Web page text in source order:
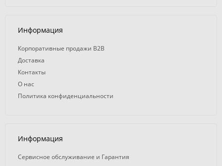
Информация
Корпоративные продажи B2B
Доставка
Контакты
О нас
Политика конфиденциальности
Информация
Сервисное обслуживание и Гарантия